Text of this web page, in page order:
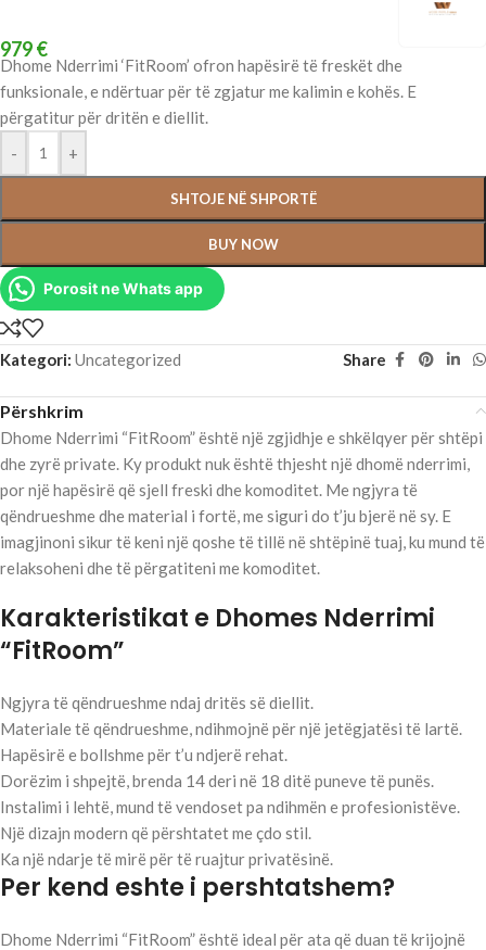
979€
Dhome Nderrimi ‘FitRoom’ ofron hapësirë të freskët dhe
funksionale, e ndërtuar për të zgjatur me kalimin e kohës. E
përgatitur për dritën e diellit.
-
+
SHTOJE NË SHPORTË
BUY NOW
Porosit ne Whats app
Kategori: Uncategorized Share
Përshkrim
Dhome Nderrimi “FitRoom” është një zgjidhje e shkëlqyer për shtëpi
dhe zyrë private. Ky produkt nuk është thjesht një dhomë nderrimi,
por një hapësirë që sjell freski dhe komoditet. Me ngjyra të
qëndrueshme dhe material i fortë, me siguri do t’ju bjerë në sy. E
imagjinoni sikur të keni një qoshe të tillë në shtëpinë tuaj, ku mund të
relaksoheni dhe të përgatiteni me komoditet.
Karakteristikat e Dhomes Nderrimi
“FitRoom”
Ngjyra të qëndrueshme ndaj dritës së diellit.
Materiale të qëndrueshme, ndihmojnë për një jetëgjatësi të lartë.
Hapësirë e bollshme për t’u ndjerë rehat.
Dorëzim i shpejtë, brenda 14 deri në 18 ditë puneve të punës.
Instalimi i lehtë, mund të vendoset pa ndihmën e profesionistëve.
Një dizajn modern që përshtatet me çdo stil.
Ka një ndarje të mirë për të ruajtur privatësinë.
Per kend eshte i pershtatshem?
Dhome Nderrimi “FitRoom” është ideal për ata që duan të krijojnë